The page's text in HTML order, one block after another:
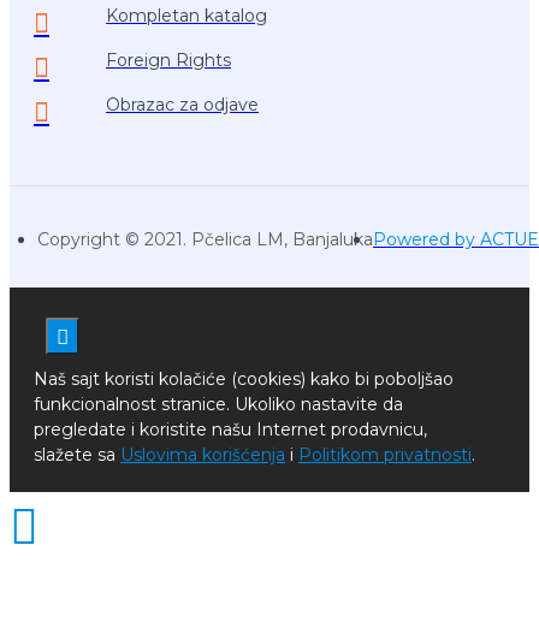
Kompletan katalog
Foreign Rights
Obrazac za odjave
Copyright © 2021. Pčelica LM, BanjalukaPowered by
Naš sajt koristi kolačiće (cookies) kako bi poboljšao
funkcionalnost stranice. Ukoliko nastavite da
pregledate i koristite našu Internet prodavnicu,
slažete sa Uslovima korišćenja i Politikom privatnosti.